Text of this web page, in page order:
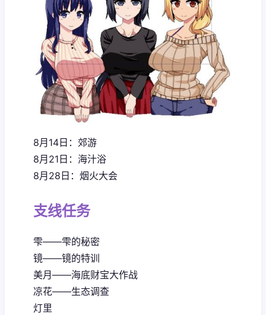
8月14日：郊游
8月21日：海汁浴
8月28日：烟火大会
支线任务
雫——雫的秘密
镜——镜的特训
美月——海底财宝大作战
凉花——生态调查
灯里